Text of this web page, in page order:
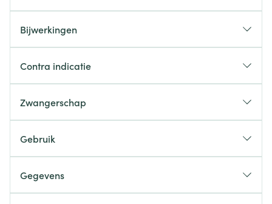
Bijwerkingen
Contra indicatie
Zwangerschap
Gebruik
Gegevens